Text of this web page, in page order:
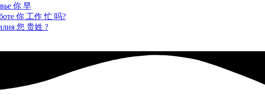
你 早
你 工作 忙 吗?
您 贵姓 ?